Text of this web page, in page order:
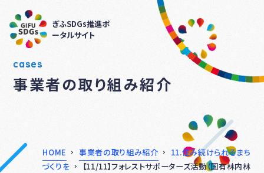
ぎふSDGs推進ポ
ータルサイト
cases
事業者の取り組み紹介
HOME 事業者の取り組み紹介
11.住み続けられるまち
づくりを
【11/11】フォレストサポーターズ活動（国有林内林